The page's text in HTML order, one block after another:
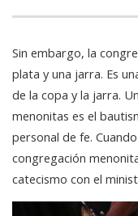
Sin embargo, la
plata y una jarra. Es
de la copa y la jarra.
menonitas es el
personal de fe.
congregación
catecismo con el